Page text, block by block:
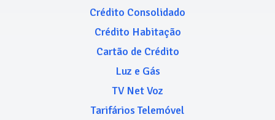
Crédito Consolidado
Crédito Habitação
Cartão de Crédito
Luz e Gás
TV Net Voz
Tarifários Telemóvel